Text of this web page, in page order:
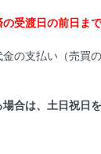
受渡日の前日ま
の支払い（売買
合は、土日祝日